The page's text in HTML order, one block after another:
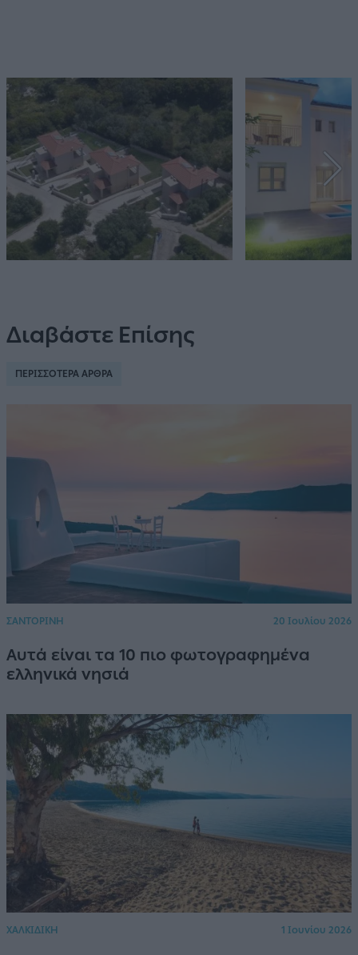
Διαβάστε Επίσης
ΠΕΡΙΣΣΟΤΕΡΑ ΑΡΘΡΑ
ΣΑΝΤΟΡΙΝΗ 20 Ιουλίου 2026
Αυτά είναι τα 10 πιο φωτογραφημένα
ελληνικά νησιά
ΧΑΛΚΙΔΙΚΗ 1 Ιουνίου 2026